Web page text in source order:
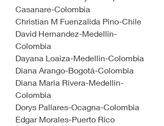
Casanare-Colombia
Christian M Fuenzalida Pino-Chile
David Hernandez-Medellin-
Colombia
Dayana Loaiza-Medellin-Colombia
Diana Arango-Bogotá-Colombia
Diana Maria Rivera-Medellin-
Colombia
Dorys Pallares-Ocagna-Colombia
Edgar Morales-Puerto Rico